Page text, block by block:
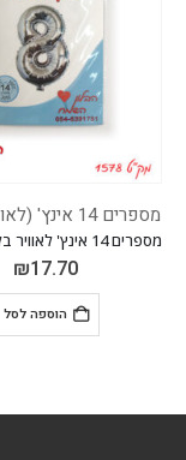
מספרים 14 אינץ' (לאוויר בלבד)
₪17.70
הוספה לסל